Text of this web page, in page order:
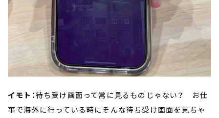
イモト：待ち受け画面って常に見るものじゃない？ お仕
事で海外に行っている時にそんな待ち受け画面を見ちゃ